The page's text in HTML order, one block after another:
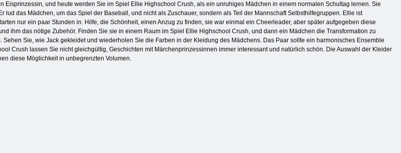
Eisprinzessin, und heute werden Sie im Spiel Ellie Highschool Crush, als ein unruhiges Mädchen in einem normalen Schultag lernen. Sie
lud das Mädchen, um das Spiel der Baseball, und nicht als Zuschauer, sondern als Teil der Mannschaft Selbsthilfegruppen. Ellie ist
nur ein paar Stunden in. Hilfe, die Schönheit, einen Anzug zu finden, sie war einmal ein Cheerleader, aber später aufgegeben diese
ihm das nötige Zubehör. Finden Sie sie in einem Raum im Spiel Ellie Highschool Crush, und dann ein Mädchen die Transformation zu
Sie, wie Jack gekleidet und wiederholen Sie die Farben in der Kleidung des Mädchens. Das Paar sollte ein harmonisches Ensemble
Crush lassen Sie nicht gleichgültig, Geschichten mit Märchenprinzessinnen immer interessant und natürlich schön. Die Auswahl der Kleider
diese Möglichkeit in unbegrenzten Volumen.